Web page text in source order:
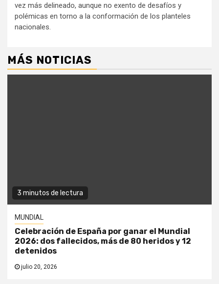
vez más delineado, aunque no exento de desafíos y
polémicas en torno a la conformación de los planteles
nacionales.
MÁS NOTICIAS
3 minutos de lectura
MUNDIAL
Celebración de España por ganar el Mundial
2026: dos fallecidos, más de 80 heridos y 12
detenidos
julio 20, 2026